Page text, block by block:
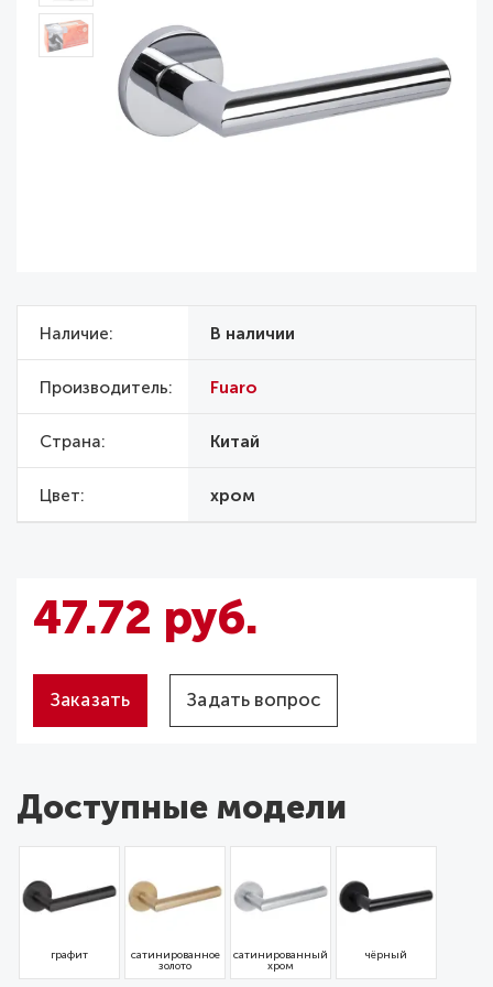
Наличие В наличии
Производитель Fuaro
Страна Китай
Цвет хром
47.72 руб.
Заказать Задать вопрос
Доступные модели
графит
сатинированное
золото
сатинированный
хром
чёрный